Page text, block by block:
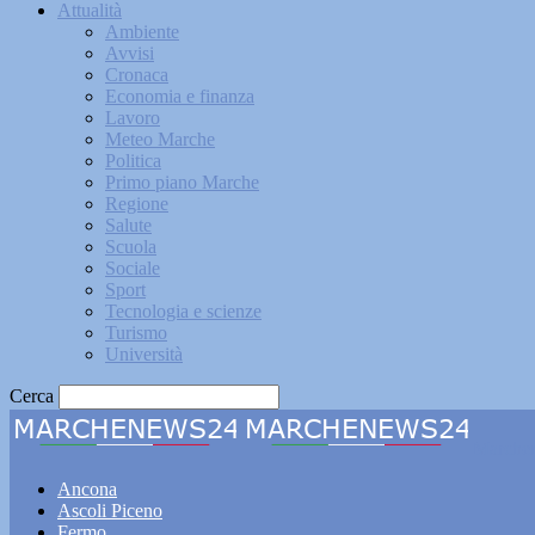
Attualità
Ambiente
Avvisi
Cronaca
Economia e finanza
Lavoro
Meteo Marche
Politica
Primo piano Marche
Regione
Salute
Scuola
Sociale
Sport
Tecnologia e scienze
Turismo
Università
Cerca
Ancona
Ascoli Piceno